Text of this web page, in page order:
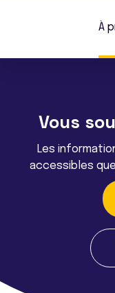
À
Vous
Les
accessibles que